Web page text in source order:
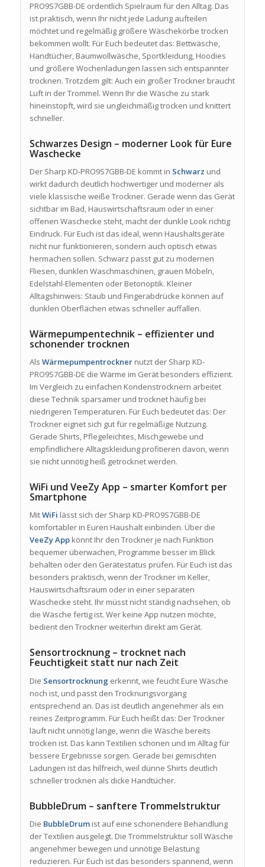
PRO9S7GBB-DE ordentlich Spielraum für den Alltag. Das
ist praktisch, wenn Ihr nicht jede Ladung aufteilen
möchtet und regelmäßig größere Wäschekörbe trocken
bekommen wollt. Für Euch bedeutet das: Bettwäsche,
Handtücher, Baumwollwäsche, Sportkleidung, Hoodies
und größere Wochenladungen lassen sich entspannter
trocknen. Trotzdem gilt: Auch ein großer Trockner braucht
Luft in der Trommel. Wenn Ihr die Wäsche zu stark
hineinstopft, wird sie ungleichmäßig trocken und knittert
schneller.
Schwarzes Design – moderner Look für Eure
Waschecke
Der Sharp KD-PRO9S7GBB-DE kommt in Schwarz und
wirkt dadurch deutlich hochwertiger und moderner als
viele klassische weiße Trockner. Gerade wenn das Gerät
sichtbar im Bad, Hauswirtschaftsraum oder in einer
offenen Waschecke steht, macht der dunkle Look richtig
Eindruck. Für Euch ist das ideal, wenn Haushaltsgeräte
nicht nur funktionieren, sondern auch optisch etwas
hermachen sollen. Schwarz passt gut zu modernen
Fliesen, dunklen Waschmaschinen, grauen Möbeln,
Edelstahl-Elementen oder Betonoptik. Kleiner
Alltagshinweis: Staub und Fingerabdrücke können auf
dunklen Oberflächen etwas schneller auffallen.
Wärmepumpentechnik – effizienter und
schonender trocknen
Als Wärmepumpentrocknernutzt der Sharp KD-
PRO9S7GBB-DE die Wärme im Gerät besonders effizient.
Im Vergleich zu einfachen Kondenstrocknern arbeitet
diese Technik sparsamer und trocknet häufig bei
niedrigeren Temperaturen. Für Euch bedeutet das: Der
Trockner eignet sich gut für regelmäßige Nutzung.
Gerade Shirts, Pflegeleichtes, Mischgewebe und
empfindlichere Alltagskleidung profitieren davon, wenn
sie nicht unnötig heiß getrocknet werden.
WiFi und VeeZy App – smarter Komfort per
Smartphone
MitWiFi lässt sich der Sharp KD-PRO9S7GBB-DE
komfortabler in Euren Haushalt einbinden. Über die
VeeZy Appkönnt Ihr den Trockner je nach Funktion
bequemer überwachen, Programme besser im Blick
behalten oder den Gerätestatus prüfen. Für Euch ist das
besonders praktisch, wenn der Trockner im Keller,
Hauswirtschaftsraum oder in einer separaten
Waschecke steht. Ihr müsst nicht ständig nachsehen, ob
die Wäsche fertig ist. Wer keine App nutzen möchte,
bedient den Trockner weiterhin direkt am Gerät.
Sensortrocknung – trocknet nach
Feuchtigkeit statt nur nach Zeit
Die Sensortrocknung erkennt, wie feucht Eure Wäsche
noch ist, und passt den Trocknungsvorgang
entsprechend an. Das ist deutlich angenehmer als ein
reines Zeitprogramm. Für Euch heißt das: Der Trockner
läuft nicht unnötig lange, wenn die Wäsche bereits
trocken ist. Das kann Textilien schonen und im Alltag für
bessere Ergebnisse sorgen. Gerade bei gemischten
Ladungen ist das hilfreich, weil dünne Shirts deutlich
schneller trocknen als dicke Handtücher.
BubbleDrum – sanftere Trommelstruktur
Die BubbleDrumist auf eine schonendere Behandlung
der Textilien ausgelegt. Die Trommelstruktur soll Wäsche
angenehmer bewegen und unnötige Belastung
reduzieren. Für Euch ist das besonders spannend, wenn